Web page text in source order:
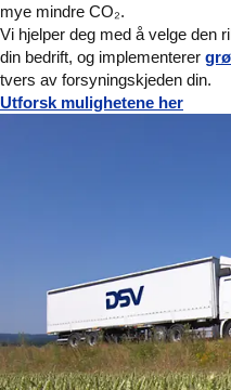
mye mindre CO₂.
Vi hjelper deg med å velge den
din bedrift, og implementerer
tvers av forsyningskjeden din.
Utforsk mulighetene her